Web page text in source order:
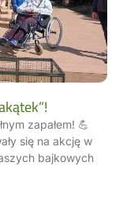
zapałem! 💪
się na akcję w
bajkowych